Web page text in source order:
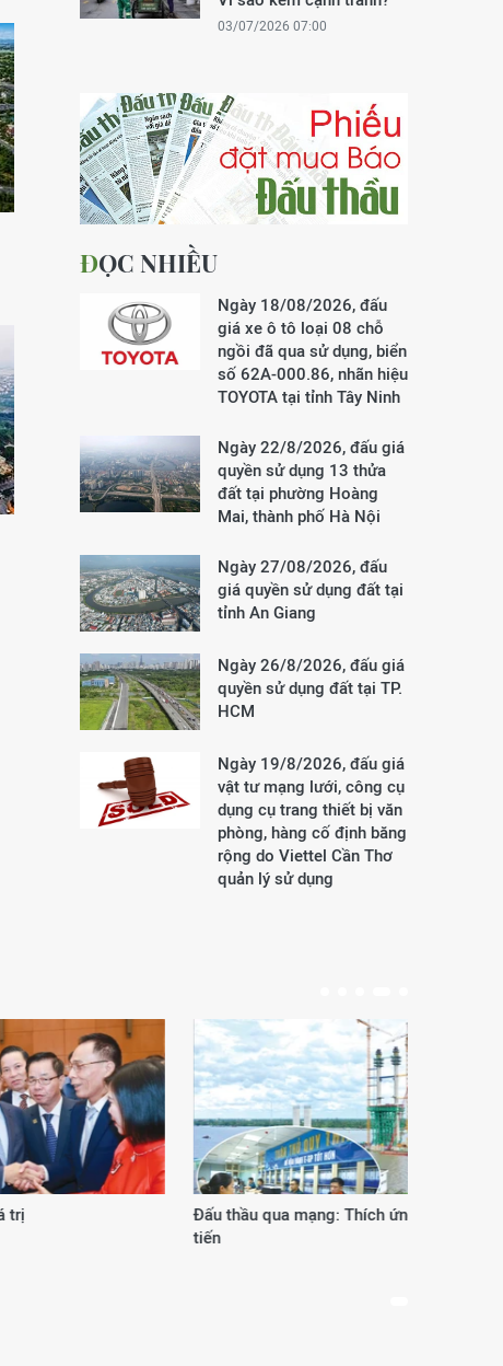
03/07/2026 07:00
ĐỌC NHIỀU
Ngày 18/08/2026, đấu
giá xe ô tô loại 08 chỗ
ngồi đã qua sử dụng, biển
số 62A-000.86, nhãn hiệu
TOYOTA tại tỉnh Tây Ninh
Ngày 22/8/2026, đấu giá
quyền sử dụng 13 thửa
đất tại phường Hoàng
Mai, thành phố Hà Nội
Ngày 27/08/2026, đấu
giá quyền sử dụng đất tại
tỉnh An Giang
Ngày 26/8/2026, đấu giá
quyền sử dụng đất tại TP.
HCM
Ngày 19/8/2026, đấu giá
vật tư mạng lưới, công cụ
dụng cụ trang thiết bị văn
phòng, hàng cố định băng
rộng do Viettel Cần Thơ
quản lý sử dụng
Đấu thầu qua mạng: Thích ứng để vững